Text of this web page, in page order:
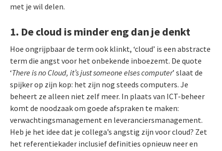
met je wil delen.
1. De cloud is minder eng dan je denkt
Hoe ongrijpbaar de term ook klinkt, ‘cloud’ is een abstracte
term die angst voor het onbekende inboezemt. De quote
‘There is no Cloud, it’s just someone elses computer’ slaat de
spijker op zijn kop: het zijn nog steeds computers. Je
beheert ze alleen niet zelf meer. In plaats van ICT-beheer
komt de noodzaak om goede afspraken te maken:
verwachtingsmanagement en leveranciersmanagement.
Heb je het idee dat je collega’s angstig zijn voor cloud? Zet
het referentiekader inclusief definities opnieuw neer en